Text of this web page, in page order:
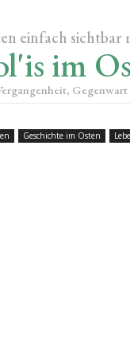
einfach sichtbar
im
Geschichte im Osten